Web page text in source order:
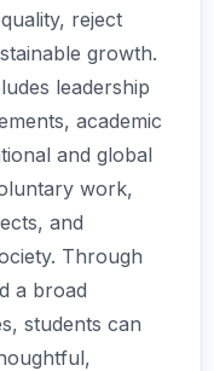
reject
growth.
leadership
academic
and global
work,
and
Through
a broad
students can